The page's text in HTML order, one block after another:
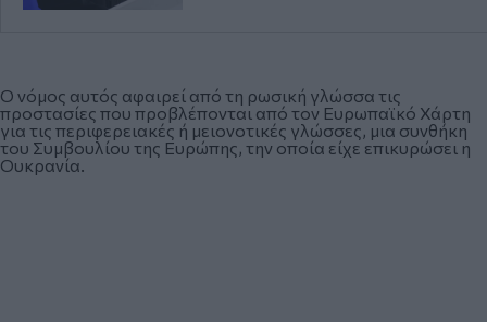
Ο νόμος αυτός αφαιρεί από τη ρωσική γλώσσα τις
προστασίες που προβλέπονται από τον Ευρωπαϊκό Χάρτη
για τις περιφερειακές ή μειονοτικές γλώσσες, μια συνθήκη
του Συμβουλίου της Ευρώπης, την οποία είχε επικυρώσει η
Ουκρανία.